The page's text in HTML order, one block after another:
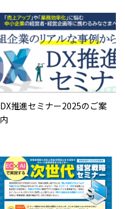
DX推進セミナー2025のご案
内